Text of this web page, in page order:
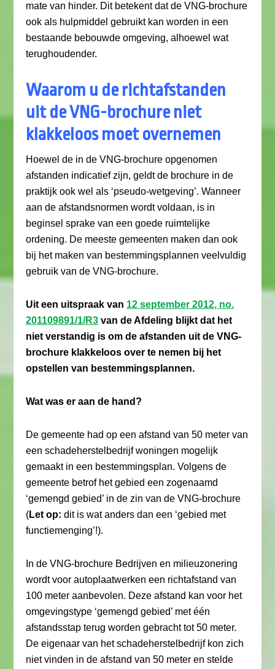
mate van hinder. Dit betekent dat de VNG-brochure
ook als hulpmiddel gebruikt kan worden in een
bestaande bebouwde omgeving, alhoewel wat
terughoudender.
Waarom u de richtafstanden
uit de VNG-brochure niet
klakkeloos moet overnemen
Hoewel de in de VNG-brochure opgenomen
afstanden indicatief zijn, geldt de brochure in de
praktijk ook wel als ‘pseudo-wetgeving’. Wanneer
aan de afstandsnormen wordt voldaan, is in
beginsel sprake van een goede ruimtelijke
ordening. De meeste gemeenten maken dan ook
bij het maken van bestemmingsplannen veelvuldig
gebruik van de VNG-brochure.
Uit een uitspraak van 12 september 2012, no.
201109891/1/R3 van de Afdeling blijkt dat het
niet verstandig is om de afstanden uit de VNG-
brochure klakkeloos over te nemen bij het
opstellen van bestemmingsplannen.
Wat was er aan de hand?
De gemeente had op een afstand van 50 meter van
een schadeherstelbedrijf woningen mogelijk
gemaakt in een bestemmingsplan. Volgens de
gemeente betrof het gebied een zogenaamd
‘gemengd gebied’ in de zin van de VNG-brochure
(Let op: dit is wat anders dan een ‘gebied met
functiemenging’!).
In de VNG-brochure Bedrijven en milieuzonering
wordt voor autoplaatwerken een richtafstand van
100 meter aanbevolen. Deze afstand kan voor het
omgevingstype ‘gemengd gebied’ met één
afstandsstap terug worden gebracht tot 50 meter.
De eigenaar van het schadeherstelbedrijf kon zich
niet vinden in de afstand van 50 meter en stelde